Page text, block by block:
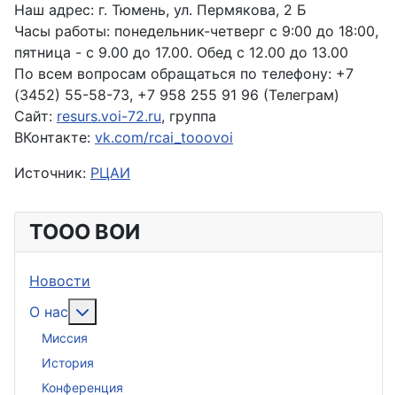
ТООО ВОИ
Новости
О нас
Миссия
История
Конференция
Наш адрес: г. Тюмень, ул. Пермякова, 2 Б
Часы работы: понедельник-четверг с 9:00 до 18:00,
пятница - с 9.00 до 17.00. Обед с 12.00 до 13.00
По всем вопросам обращаться по телефону: +7
(3452) 55-58-73, +7 958 255 91 96 (Телеграм)
Сайт: resurs.voi-72.ru, группа
ВКонтакте: vk.com/rcai_tooovoi
Источник: РЦАИ